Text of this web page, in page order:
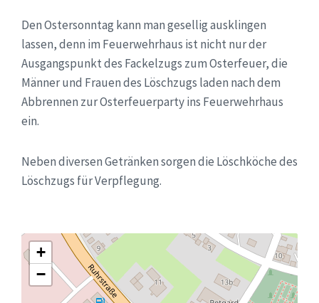
Den Ostersonntag kann man gesellig ausklingen
lassen, denn im Feuerwehrhaus ist nicht nur der
Ausgangspunkt des Fackelzugs zum Osterfeuer, die
Männer und Frauen des Löschzugs laden nach dem
Abbrennen zur Osterfeuerparty ins Feuerwehrhaus
ein.
Neben diversen Getränken sorgen die Löschköche des
Löschzugs für Verpflegung.
+
−